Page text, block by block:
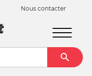
Nous contacter
